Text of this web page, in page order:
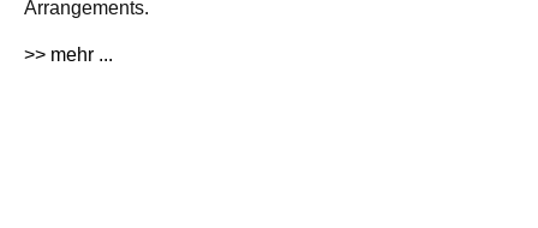
Arrangements.
>> mehr ...